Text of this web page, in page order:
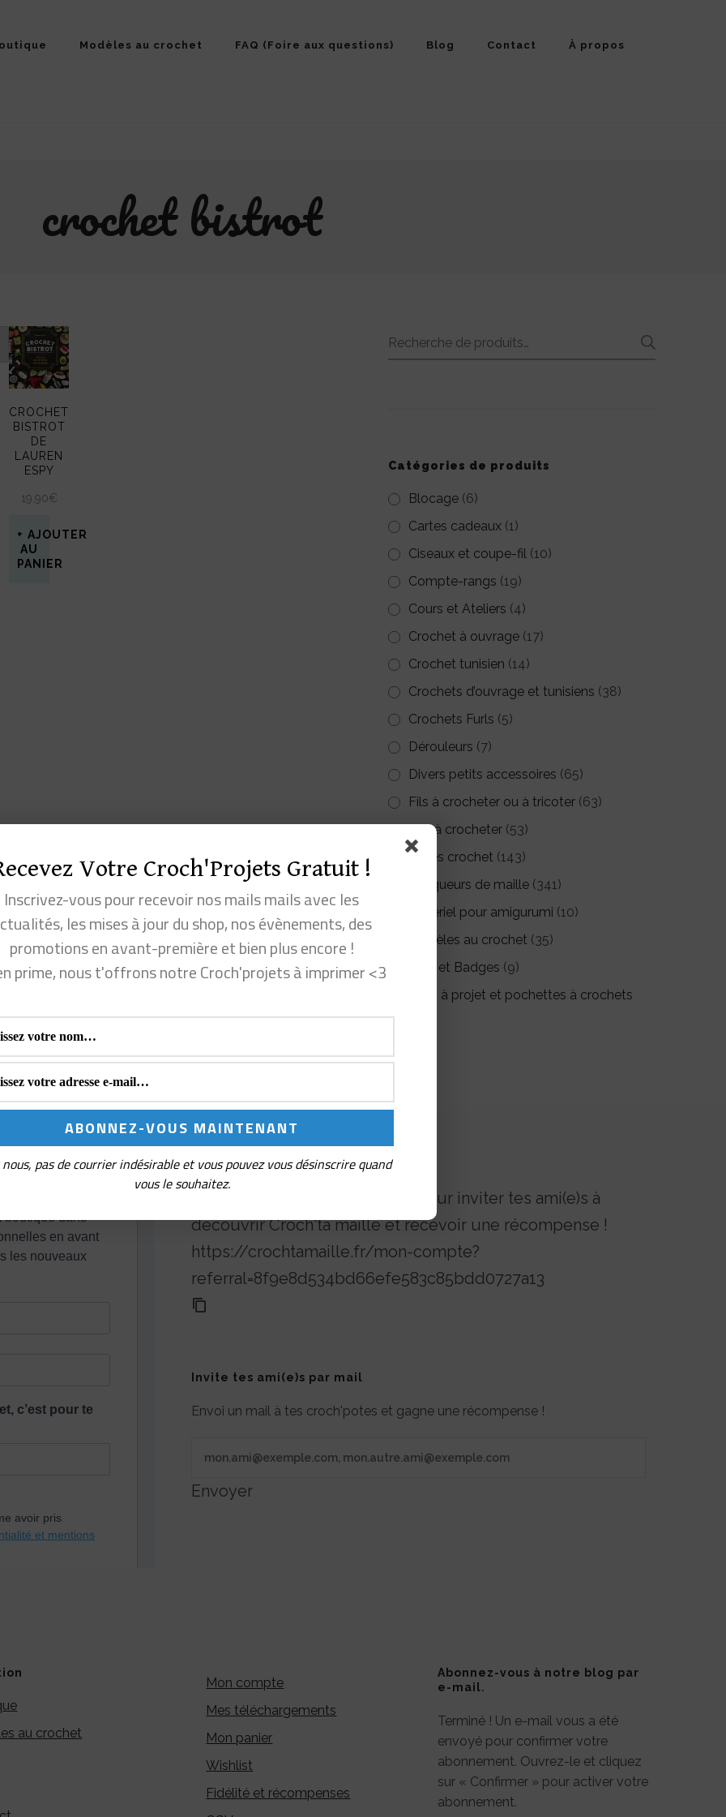
Modèles au crochet FAQ (Foire aux questions) Blog Contact À propos
crochet bistrot
CROCHET
BISTROT
DE
LAUREN
ESPY
19,90€
AJOUTER
AU
PANIER
Recherche
Catégories de produits
Blocage (6)
Cartes cadeaux (1)
Ciseaux et coupe-fil (10)
Compte-rangs (19)
Cours et Ateliers (4)
Crochet à ouvrage (17)
Crochet tunisien (14)
Crochets d’ouvrage et tunisiens (38)
Crochets Furls (5)
Dérouleurs (7)
Divers petits accessoires (65)
Fils à crocheter ou à tricoter (63)
Kits à crocheter (53)
Livres crochet (143)
Marqueurs de maille (341)
Matériel pour amigurumi (10)
Modèles au crochet (35)
Pin's et Badges (9)
Sacs à projet et pochettes à crochets
(26)
Parrainage
Partage ton lien de référence pour inviter tes ami(e)s à
découvrir Croch'ta maille et recevoir une récompense !
https://crochtamaille.fr/mon-compte?
referral=8f9e8d534bd66efe583c85bdd0727a13
Invite tes ami(e)s par mail
Envoi un mail à tes croch'potes et gagne une récompense !
Envoyer
au crochet
Mon compte
Mes téléchargements
Mon panier
Wishlist
Fidélité et récompenses
Abonnez-vous à notre blog par
e-mail.
Terminé ! Un e-mail vous a été
envoyé pour confirmer votre
abonnement. Ouvrez-le et cliquez
sur « Confirmer » pour activer votre
abonnement.
Votre Croch'Projets Gratuit !
Inscrivez-vous pour recevoir nos mails mails avec les
les mises à jour du shop, nos évènements, des
promotions en avant-première et bien plus encore !
prime, nous t'offrons notre Croch'projets à imprimer <3
pas de courrier indésirable et vous pouvez vous désinscrire quand
vous le souhaitez.